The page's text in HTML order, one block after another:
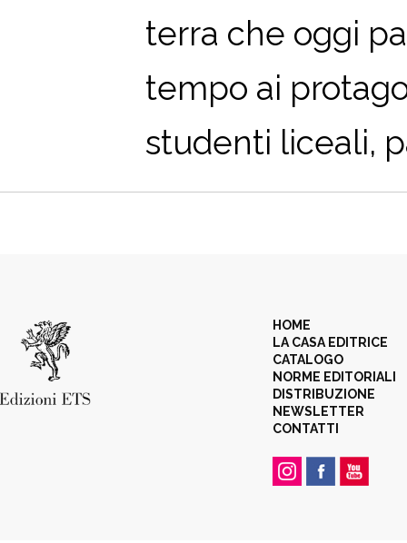
terra che oggi
tempo ai
studenti liceali,
HOME
LA CASA EDITRICE
CATALOGO
NORME EDITORIALI
DISTRIBUZIONE
NEWSLETTER
CONTATTI